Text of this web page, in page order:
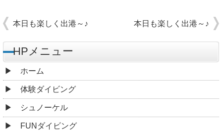
本日も楽しく出港～♪ 本日も楽しく出港～♪
HPメニュー
ホーム
体験ダイビング
シュノーケル
FUNダイビング